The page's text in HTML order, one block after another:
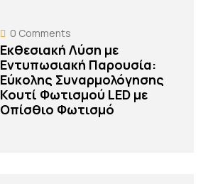
0 Comments
Εκθεσιακή Λύση με
Εντυπωσιακή Παρουσία:
Εύκολης Συναρμολόγησης
Κουτί Φωτισμού LED με
Οπίσθιο Φωτισμό